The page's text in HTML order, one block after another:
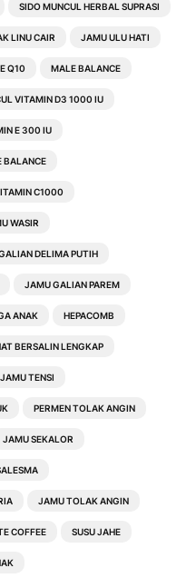
SIDO MUNCUL HERBAL SUPRASI
LINU CAIR JAMU ULU HATI
Q10 MALE BALANCE
VITAMIN D3 1000 IU
E 300 IU
BALANCE
C1000
WASIR
DELIMA PUTIH
JAMU GALIAN PAREM
ANAK HEPACOMB
BERSALIN LENGKAP
JAMU TENSI
PERMEN TOLAK ANGIN
JAMU SEKALOR
JAMU TOLAK ANGIN
COFFEE SUSU JAHE